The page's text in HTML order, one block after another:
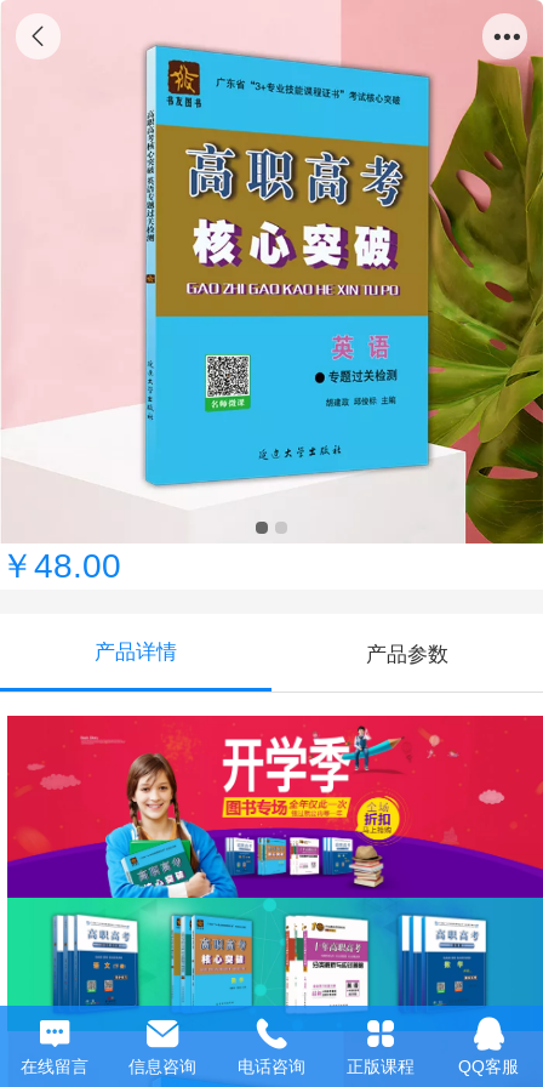
2019年高职高考核心突破 英语专题过关检测
广东省3+证书教材
￥48.00
产品详情 产品参数
在线留言 信息咨询 电话咨询 正版课程 QQ客服